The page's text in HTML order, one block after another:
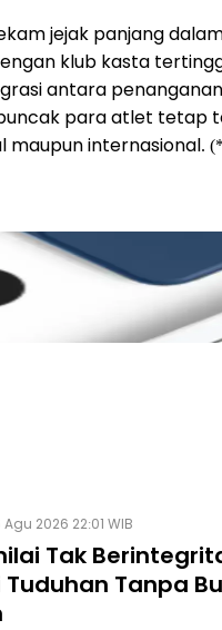
jejak panjang
klub kasta
antara
para atlet tetap
maupun internasional.
2026 22:01 WIB
Tak
Tuduhan Tanpa